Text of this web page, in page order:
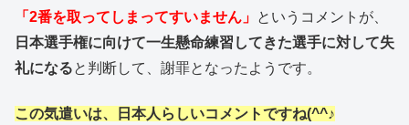
「2番を取ってしまってすいません」 というコメントが、
日本選手権に向けて一生懸命練習してきた選手に対して失
礼になると判断して、謝罪となったようです。
この気遣いは、日本人らしいコメントですね(^^♪